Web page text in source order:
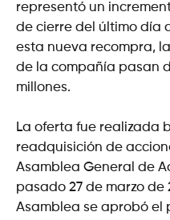
representó un
de cierre del último día
esta nueva recompra,
de la compañía pasan
millones.
La oferta fue realizada
readquisición de
Asamblea General de
pasado 27 de marzo de
Asamblea se aprobó el